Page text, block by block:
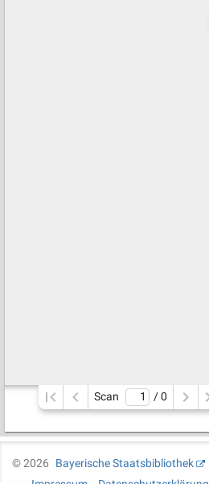
Scan / 0
©2026
Bayerische Staatsbibliothek